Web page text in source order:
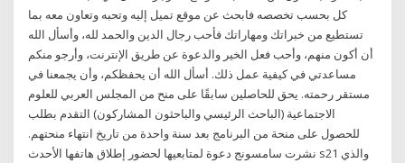
كل بحسب تخصصه فابحث عن موقع تميل إليه وتحبه وتعاون معه بما
تستطيع من خبراتك ومهاراتك فأحب رجال الدين والحمد لله، وأسأل الله
أن أكون منهم، وأحب فعل الخير والدعوة عن طريق الإنترنت، وأرجو منكم
مساعدتي في كيفية عمل ذلك. أسأل الله أن يحفظكم، وأن يجمعنا في
مستقر رحمته. يحق للحاصلين سابقًا على منح من المجلس العربي للعلوم
الاجتماعية (الباحث الرئيسي والباحثون المشاركون) التقدم بطلب
للحصول على منحة من البرنامج بعد سنة واحدة من تاريخ انتهاء منحتهم.
نشرت سامسونج دعوة لمتابعيها لحضور إطلاق هاتفها الأحدث s21 والذي